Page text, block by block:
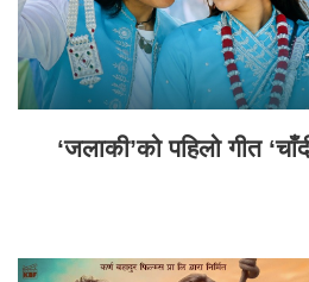
‘जलाकी’को पहिलो गीत